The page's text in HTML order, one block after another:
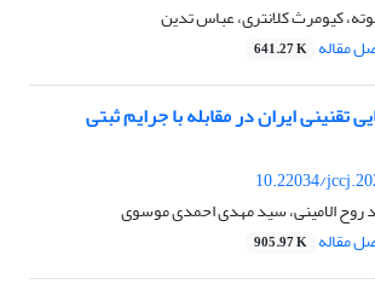
کیومرث کلانتری، عباس تدین
مقاله 641.27 K
تقنینی ایران در مقابله با جرایم ثبتی
10.22034/
روح الامینی، سید مهدی احمدی موسوی
مقاله 905.97 K